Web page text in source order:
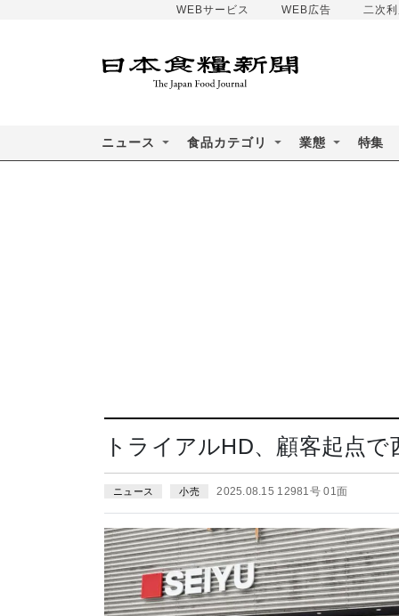
WEBサービス WEB広告 二次
ニュース 食品カテゴリ 業態 特集
トライアルHD、顧客起点
ニュース 小売 2025.08.15 12981号 01面